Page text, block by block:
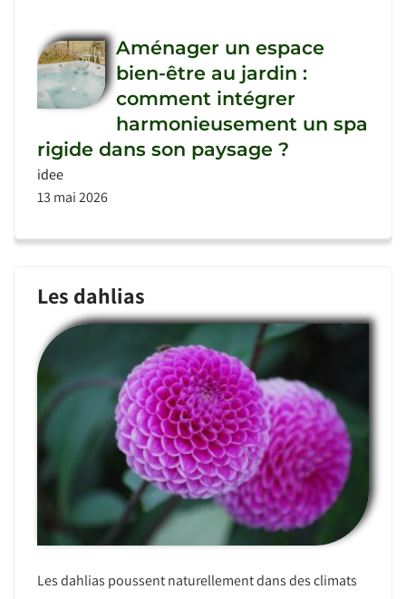
Aménager un espace
bien-être au jardin :
comment intégrer
harmonieusement un spa
rigide dans son paysage ?
idee
13 mai 2026
Les dahlias
Les dahlias poussent naturellement dans des climats